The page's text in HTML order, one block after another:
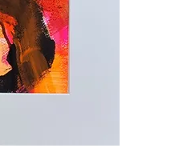
und Schönheit"